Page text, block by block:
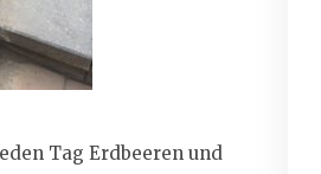
Tag Erdbeeren und